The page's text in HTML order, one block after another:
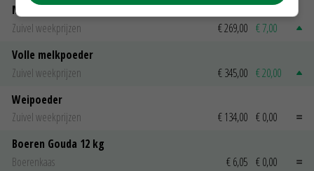
Magere melkpoeder
Zuivel weekprijzen
€ 269,00 € 7,00
Volle melkpoeder
Zuivel weekprijzen
€ 345,00 € 20,00
Weipoeder
Zuivel weekprijzen
€ 134,00 € 0,00
Boeren Gouda 12 kg
Boerenkaas
€ 6,05 € 0,00